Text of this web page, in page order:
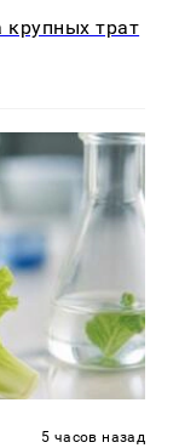
крупных трат
5 часов назад